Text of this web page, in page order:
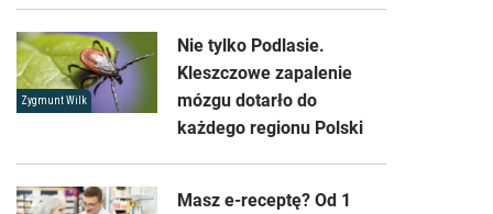
Zygmunt Wilk
Nie tylko Podlasie.
Kleszczowe zapalenie
mózgu dotarło do
każdego regionu Polski
Masz e-receptę? Od 1